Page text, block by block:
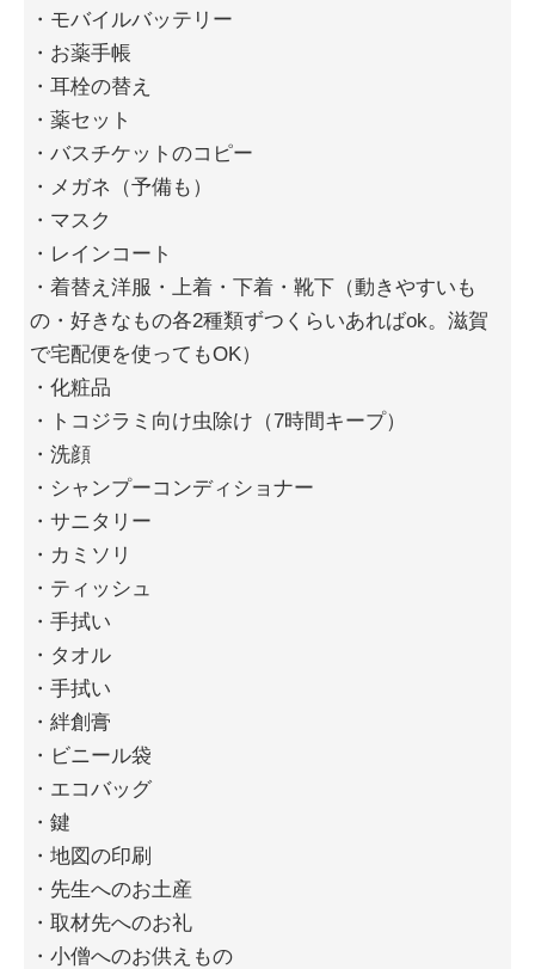
・モバイルバッテリー
・お薬手帳
・耳栓の替え
・薬セット
・バスチケットのコピー
・メガネ（予備も）
・マスク
・レインコート
・着替え洋服・上着・下着・靴下（動きやすいも
の・好きなもの各2種類ずつくらいあればok。滋賀
で宅配便を使ってもOK）
・化粧品
・トコジラミ向け虫除け（7時間キープ）
・洗顔
・シャンプーコンディショナー
・サニタリー
・カミソリ
・ティッシュ
・手拭い
・タオル
・手拭い
・絆創膏
・ビニール袋
・エコバッグ
・鍵
・地図の印刷
・先生へのお土産
・取材先へのお礼
・小僧へのお供えもの